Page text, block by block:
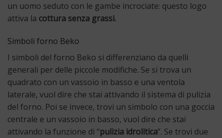
un uomo seduto con le gambe incrociate: questo logo
attiva la cottura senza grassi.
Simboli forno Beko
I simboli del forno Beko si differenziano da quelli
generali per delle piccole modifiche. Se si trova un
quadrato con un vassoio in basso e una ventola
laterale, vuol dire che stai attivando il sistema di pulizia
del forno. Poi se invece, trovi un simbolo con una goccia
centrale e un vassoio in basso, vuol dire che stai
attivando la funzione di “pulizia idrolitica”. Se trovi due